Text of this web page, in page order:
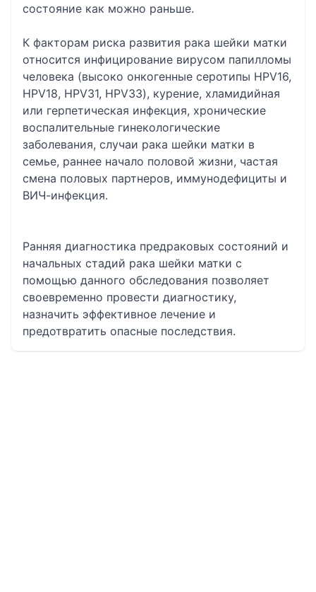
состояние как можно раньше.
К факторам риска развития рака шейки матки
относится инфицирование вирусом папилломы
человека (высоко онкогенные серотипы HPV16,
HPV18, HPV31, HPV33), курение, хламидийная
или герпетическая инфекция, хронические
воспалительные гинекологические
заболевания, случаи рака шейки матки в
семье, раннее начало половой жизни, частая
смена половых партнеров, иммунодефициты и
ВИЧ-инфекция.
Ранняя диагностика предраковых состояний и
начальных стадий рака шейки матки с
помощью данного обследования позволяет
своевременно провести диагностику,
назначить эффективное лечение и
предотвратить опасные последствия.